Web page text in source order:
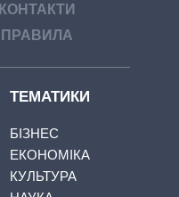
КОНТАКТИ
ПРАВИЛА
ТЕМАТИКИ
БІЗНЕС
ЕКОНОМІКА
КУЛЬТУРА